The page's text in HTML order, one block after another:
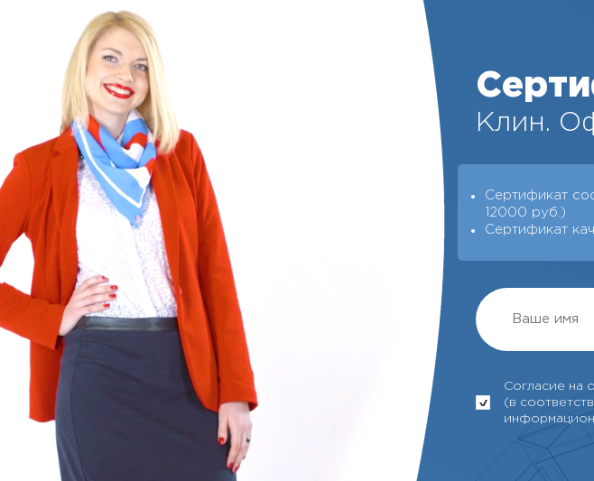
Клин.
Сертификат
12000 руб.)
Сертификат
Согласие на
(в